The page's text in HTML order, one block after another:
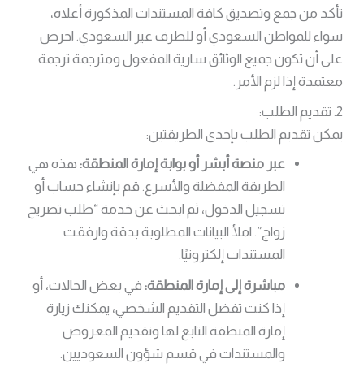
تأكد من جمع وتصديق كافة المستندات المذكورة أعلاه،
سواء للمواطن السعودي أو للطرف غير السعودي. احرص
على أن تكون جميع الوثائق سارية المفعول ومترجمة ترجمة
معتمدة إذا لزم الأمر.
2. تقديم الطلب:
يمكن تقديم الطلب بإحدى الطريقتين:
عبر منصة أبشر أو بوابة إمارة المنطقة: هذه هي
الطريقة المفضلة والأسرع. قم بإنشاء حساب أو
تسجيل الدخول، ثم ابحث عن خدمة “طلب تصريح
زواج”. املأ البيانات المطلوبة بدقة وارفقت
المستندات إلكترونيًا.
مباشرة إلى إمارة المنطقة: في بعض الحالات، أو
إذا كنت تفضل التقديم الشخصي، يمكنك زيارة
إمارة المنطقة التابع لها وتقديم المعروض
والمستندات في قسم شؤون السعوديين.